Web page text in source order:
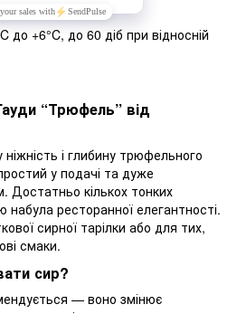
ккал / 100 г.
до +6°C, до 60 діб при відносній
“Трюфель” від
і глибину трюфельного
у подачі та дуже
Достатньо кількох тонких
ресторанної елегантності.
сирної тарілки або для тих,
смаки.
сир?
— воно змінює